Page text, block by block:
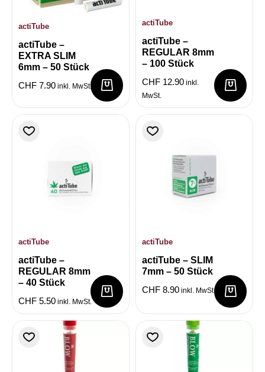
actiTube
actiTube –
EXTRA SLIM
6mm – 50 Stück
CHF 7.90 inkl. MwSt.
actiTube
actiTube –
REGULAR 8mm
– 100 Stück
CHF 12.90 inkl.
MwSt.
actiTube
actiTube –
REGULAR 8mm
– 40 Stück
CHF 5.50 inkl. MwSt.
actiTube
actiTube – SLIM
7mm – 50 Stück
CHF 8.90 inkl. MwSt.